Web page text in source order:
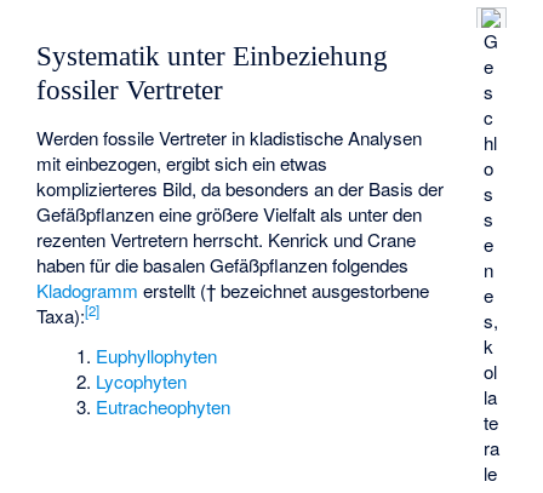
G
e
s
c
hl
o
s
s
e
n
e
s,
k
ol
la
te
ra
le
Systematik unter Einbeziehung
fossiler Vertreter
Werden fossile Vertreter in kladistische Analysen
mit einbezogen, ergibt sich ein etwas
komplizierteres Bild, da besonders an der Basis der
Gefäßpflanzen eine größere Vielfalt als unter den
rezenten Vertretern herrscht. Kenrick und Crane
haben für die basalen Gefäßpflanzen folgendes
Kladogramm erstellt († bezeichnet ausgestorbene
Taxa):[2]
Euphyllophyten
Lycophyten
Eutracheophyten